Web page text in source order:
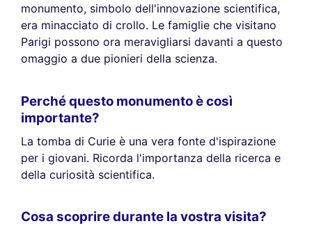
monumento, simbolo dell'innovazione scientifica,
era minacciato di crollo. Le famiglie che visitano
Parigi possono ora meravigliarsi davanti a questo
omaggio a due pionieri della scienza.
Perché questo monumento è così
importante?
La tomba di Curie è una vera fonte d'ispirazione
per i giovani. Ricorda l'importanza della ricerca e
della curiosità scientifica.
Cosa scoprire durante la vostra visita?